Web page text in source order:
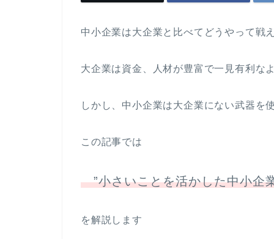
中小企業は大企業と比べてどうやって戦
大企業は資金、人材が豊富で一見有利な
しかし、中小企業は大企業にない武器を
この記事では
”小さいことを活かした中小企
を解説します